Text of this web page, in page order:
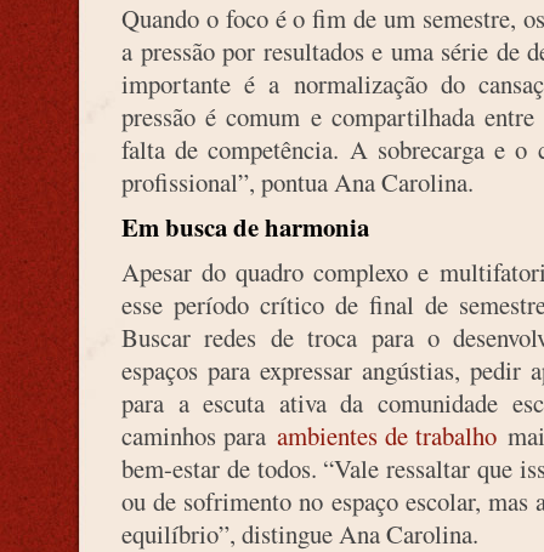
Quando o foco é o fim de um semestre,
a pressão por resultados e uma série de
importante é a normalização do
pressão é comum e compartilhada
falta de competência. A sobrecarga e o
profissional”, pontua Ana Carolina.
Em busca de harmonia
Apesar do quadro complexo e
esse período crítico de final de
Buscar redes de troca para o
espaços para expressar angústias,
para a escuta ativa da comunidade
caminhos para ambientes de trabalho
bem-estar de todos. “Vale ressaltar que
ou de sofrimento no espaço escolar,
equilíbrio”, distingue Ana Carolina.